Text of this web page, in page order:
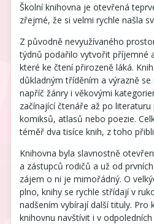
Školní knihovna je otevřená
zřejmé, že si velmi rychle našla
Z původně nevyužívaného
týdnů podařilo vytvořit příjemné
které ke čtení přirozeně láká.
důkladným tříděním a výrazně
napříč žánry i věkovými
začínající čtenáře až po
komiksů, atlasů nebo poezie.
téměř dva tisíce knih, z toho
Knihovna byla slavnostně
a zástupců rodičů a už od
zájem o ni je mimořádný. O
plno, knihy se rychle střídají v
nadšením vybírají další tituly. Pro
knihovnu navštívit i v odpoledních